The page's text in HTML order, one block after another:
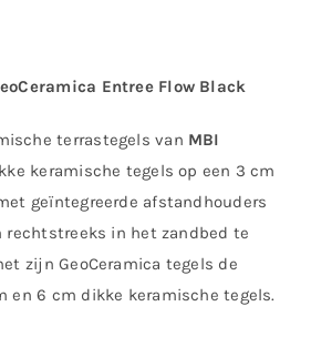
Entree Flow Black
terrastegels van MBI
keramische tegels op een 3 cm
geïntegreerde afstandhouders
in het zandbed te
zijn GeoCeramica tegels de
en 6 cm dikke keramische tegels.